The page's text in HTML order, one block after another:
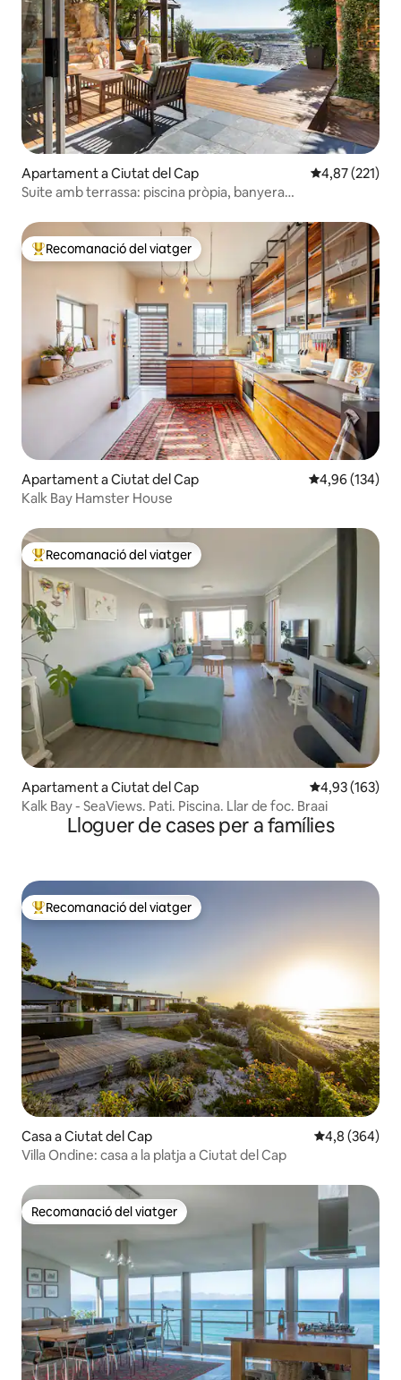
Apartament a Ciutat del Cap 4,87 de
4,87 (221)
Suite amb terrassa: piscina pròpia, banyera
Principals recomanacions dels viatgers
Recomanació del viatger
Apartament a Ciutat del Cap 4,96 de
4,96 (134)
Kalk Bay Hamster House
Principals recomanacions dels viatgers
Recomanació del viatger
Apartament a Ciutat del Cap 4,93 de
4,93 (163)
Kalk Bay - SeaViews. Pati. Piscina. Llar de foc. Braai
Lloguer de cases per a famílies
Principals recomanacions dels viatgers
Recomanació del viatger
Casa a Ciutat del Cap 4,8 de
4,8 (364)
Villa Ondine: casa a la platja a Ciutat del Cap
Recomanació del viatger
Recomanació del viatger